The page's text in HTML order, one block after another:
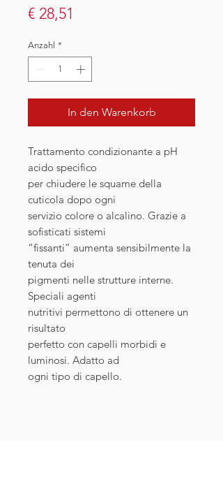
€ 28,51
Anzahl *
In den Warenkorb
Trattamento condizionante a pH
acido specifico
per chiudere le squame della
cuticola dopo ogni
servizio colore o alcalino. Grazie a
sofisticati sistemi
“fissanti” aumenta sensibilmente la
tenuta dei
pigmenti nelle strutture interne.
Speciali agenti
nutritivi permettono di ottenere un
risultato
perfetto con capelli morbidi e
luminosi. Adatto ad
ogni tipo di capello.